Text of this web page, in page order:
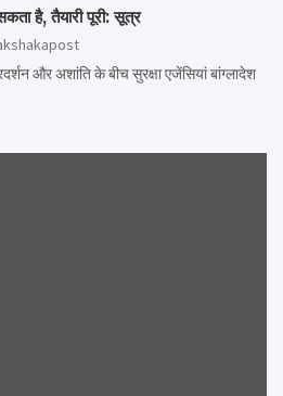
है, तैयारी पूरी: सूत्र
और अशांति के बीच सुरक्षा एजेंसियां ​​बांग्लादेश